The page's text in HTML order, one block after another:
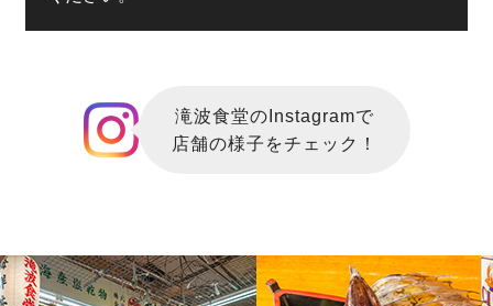
滝波食堂のInstagramで
店舗の様子をチェック！